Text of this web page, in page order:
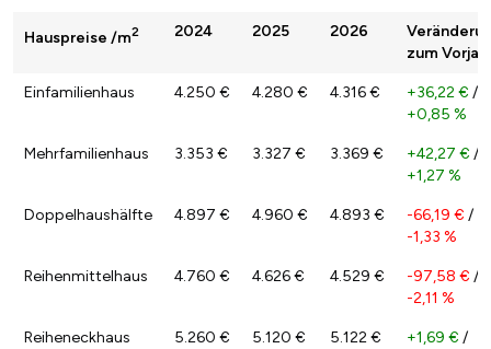
Hauspreise /m2 2024 2025 2026
zum
Einfamilienhaus 4.250 € 4.280 € 4.316 € +36,22 € /
+0,85 %
Mehrfamilienhaus 3.353 € 3.327 € 3.369 € +42,27 € /
+1,27 %
Doppelhaushälfte 4.897 € 4.960 € 4.893 € -66,19 € /
-1,33 %
Reihenmittelhaus 4.760 € 4.626 € 4.529 € -97,58 € /
-2,11 %
Reiheneckhaus 5.260 € 5.120 € 5.122 € +1,69 € /